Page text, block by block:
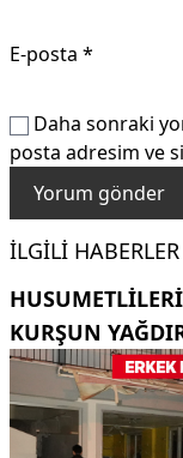
E-posta *
Daha sonraki
posta adresim ve
İLGILI HABERLER
KURŞUN